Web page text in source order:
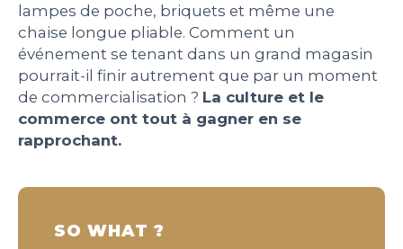
lampes de poche, briquets et même une
chaise longue pliable. Comment un
événement se tenant dans un grand magasin
pourrait-il finir autrement que par un moment
de commercialisation ? La culture et le
commerce ont tout à gagner en se
rapprochant.
SO WHAT ?